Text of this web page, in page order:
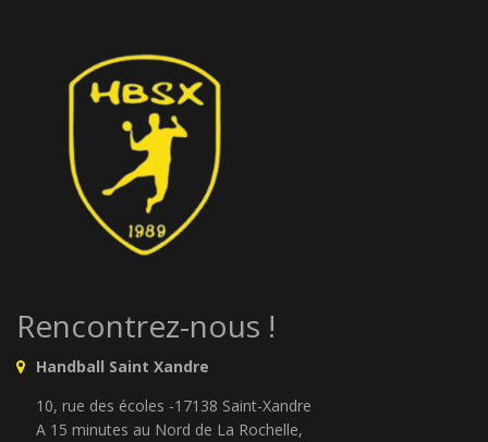
Rencontrez-nous !
Handball Saint Xandre
10, rue des écoles -17138 Saint-Xandre
A 15 minutes au Nord de La Rochelle,